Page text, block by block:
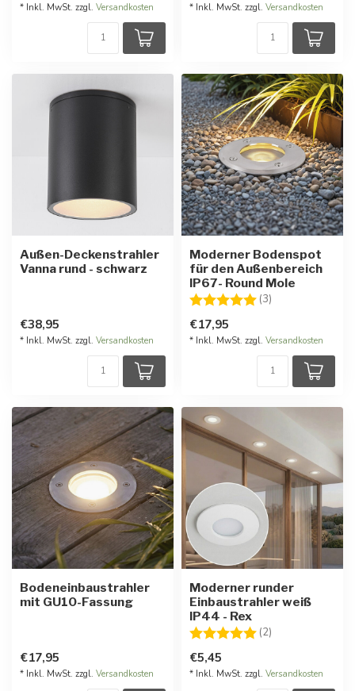
* Inkl. MwSt. zzgl. Versandkosten * Inkl. MwSt. zzgl. Versandkosten
Außen-Deckenstrahler
Vanna rund - schwarz
€38,95
* Inkl. MwSt. zzgl. Versandkosten
Moderner Bodenspot
für den Außenbereich
IP67- Round Mole
Bewertung:
(3)
€17,95
* Inkl. MwSt. zzgl. Versandkosten
Bodeneinbaustrahler
mit GU10-Fassung
€17,95
* Inkl. MwSt. zzgl. Versandkosten
Moderner runder
Einbaustrahler weiß
IP44 - Rex
Bewertung:
(2)
€5,45
* Inkl. MwSt. zzgl. Versandkosten